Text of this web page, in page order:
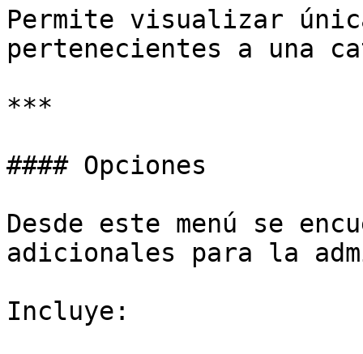
Permite visualizar
pertenecientes a una
***
#### Opciones
Desde este menú se
adicionales para la
Incluye: